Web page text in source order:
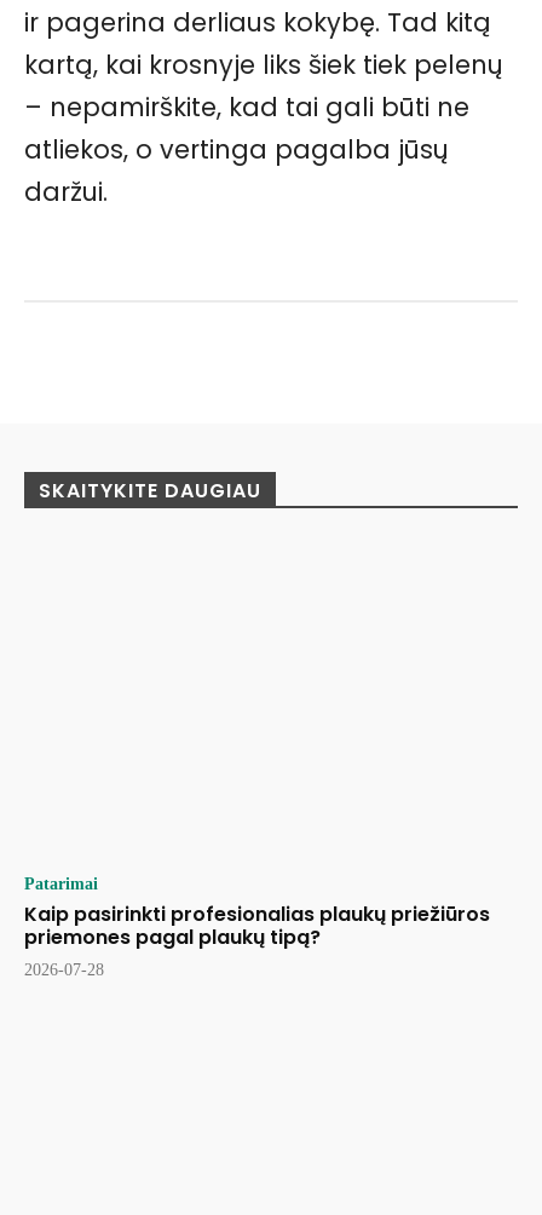
ir pagerina derliaus kokybę. Tad kitą
kartą, kai krosnyje liks šiek tiek pelenų
– nepamirškite, kad tai gali būti ne
atliekos, o vertinga pagalba jūsų
daržui.
SKAITYKITE DAUGIAU
Patarimai
Kaip pasirinkti profesionalias plaukų priežiūros
priemones pagal plaukų tipą?
2026-07-28